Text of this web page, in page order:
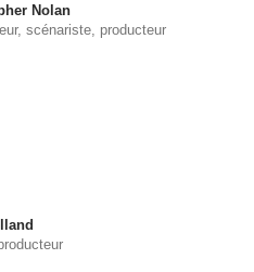
Nolan
scénariste, producteur